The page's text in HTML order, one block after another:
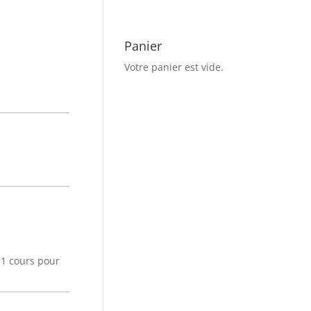
cours pour
Panier
Votre panier est vide.